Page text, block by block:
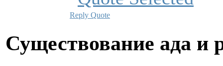
Reply Quote
Существование ада и